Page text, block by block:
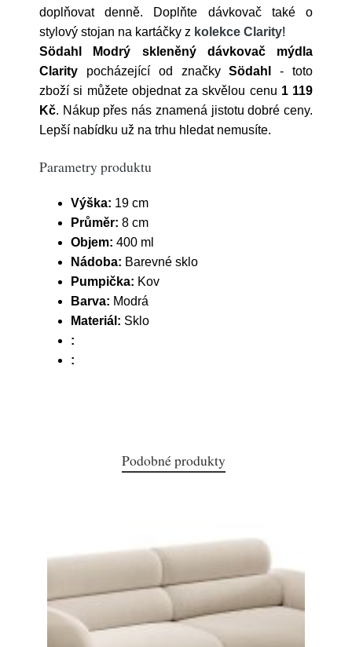
doplňovat denně. Doplňte dávkovač také o
stylový stojan na kartáčky z kolekce Clarity!
Södahl Modrý skleněný dávkovač mýdla
Clarity pocházející od značkySödahl
- toto
zboží si můžete objednat za skvělou cenu 1 119
Kč. Nákup přes nás znamená jistotu dobré ceny.
Lepší nabídku už na trhu hledat nemusíte.
Parametry produktu
Výška: 19 cm
Průměr: 8 cm
Objem: 400 ml
Nádoba: Barevné sklo
Pumpička: Kov
Barva: Modrá
Materiál: Sklo
:
:
Podobné produkty